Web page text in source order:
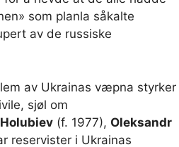
som planla såkalte
av de russiske
av Ukrainas væpna styrker
sjøl om
(f. 1977), Oleksandr
reservister i Ukrainas